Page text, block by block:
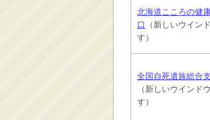
北海道こころの健
口
（新しいウイン
す）
全国自死遺族総合
（新しいウインド
す）